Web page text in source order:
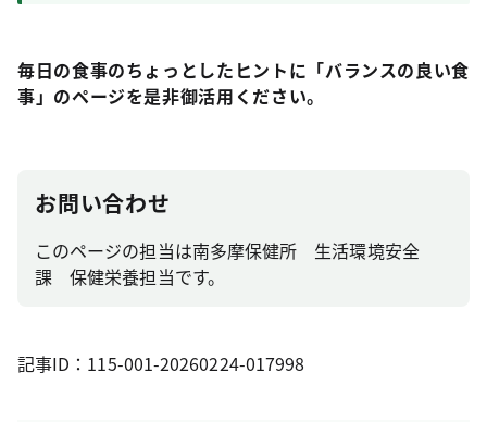
毎日の食事のちょっとしたヒントに「バランスの良い食
事」のページを是非御活用ください。
お問い合わせ
このページの担当は南多摩保健所 生活環境安全
課 保健栄養担当です。
記事ID：115-001-20260224-017998